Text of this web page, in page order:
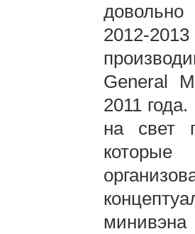
2012-
General
2011
на свет
которые